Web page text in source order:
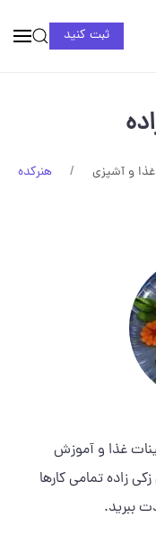
ثبت کنید
غذا و آشپزی
هنرکده
غذا و آموزش
زاده تمامی کارها
ببرید.